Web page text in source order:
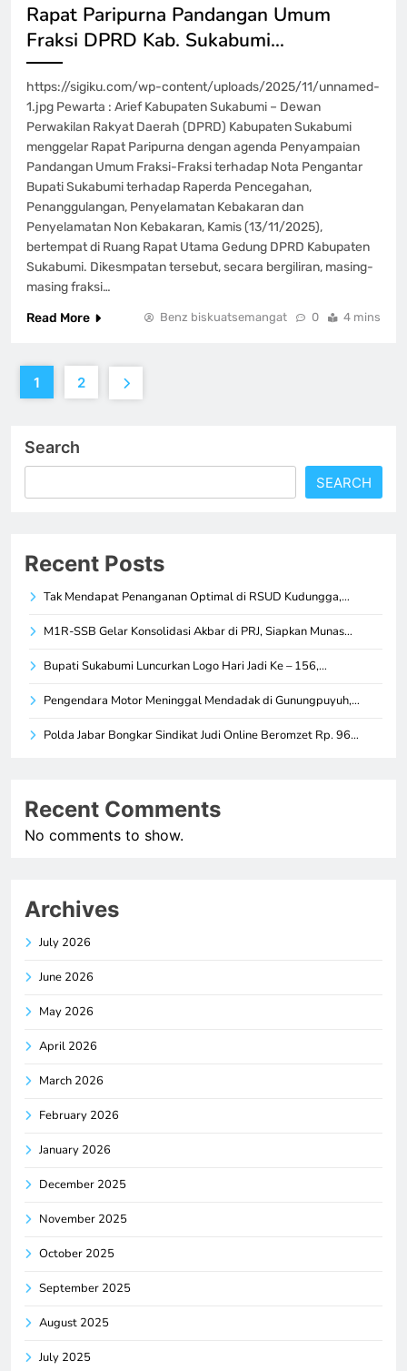
Rapat Paripurna Pandangan Umum
Fraksi DPRD Kab. Sukabumi…
https://sigiku.com/wp-content/uploads/2025/11/unnamed-
1.jpg Pewarta : Arief Kabupaten Sukabumi – Dewan
Perwakilan Rakyat Daerah (DPRD) Kabupaten Sukabumi
menggelar Rapat Paripurna dengan agenda Penyampaian
Pandangan Umum Fraksi-Fraksi terhadap Nota Pengantar
Bupati Sukabumi terhadap Raperda Pencegahan,
Penanggulangan, Penyelamatan Kebakaran dan
Penyelamatan Non Kebakaran, Kamis (13/11/2025),
bertempat di Ruang Rapat Utama Gedung DPRD Kabupaten
Sukabumi. Dikesmpatan tersebut, secara bergiliran, masing-
masing fraksi…
Read More
Benz biskuatsemangat 0 4 mins
1 2
Search
SEARCH
Recent Posts
Tak Mendapat Penanganan Optimal di RSUD Kudungga,…
M1R-SSB Gelar Konsolidasi Akbar di PRJ, Siapkan Munas…
Bupati Sukabumi Luncurkan Logo Hari Jadi Ke – 156,…
Pengendara Motor Meninggal Mendadak di Gunungpuyuh,…
Polda Jabar Bongkar Sindikat Judi Online Beromzet Rp. 96…
Recent Comments
No comments to show.
Archives
July 2026
June 2026
May 2026
April 2026
March 2026
February 2026
January 2026
December 2025
November 2025
October 2025
September 2025
August 2025
July 2025